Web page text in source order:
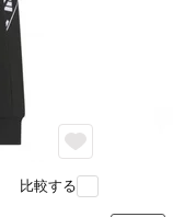
比較する